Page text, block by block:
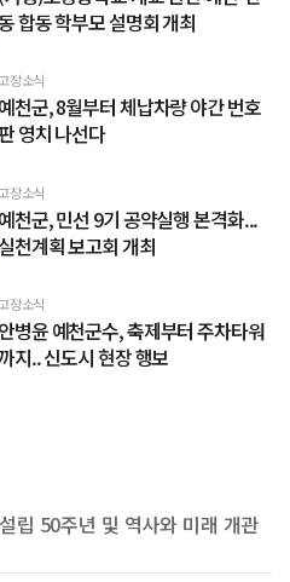
합동 학부모 설명회 개최
장소식
예천군, 8월부터 체납차량 야간 번호
영치 나선다
장소식
예천군, 민선 9기 공약실행 본격화...
실천계획 보고회 개최
장소식
안병윤 예천군수, 축제부터 주차타워
지.. 신도시 현장 행보
립 50주년 및 역사와 미래 개관